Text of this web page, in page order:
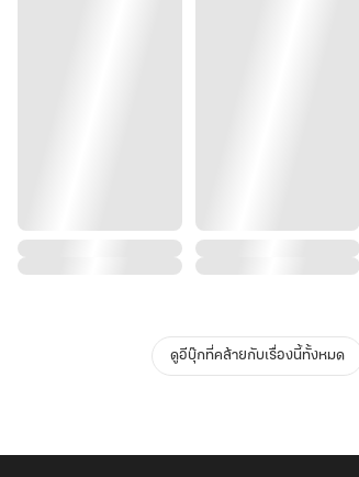
ดูอีบุ๊กที่คล้ายกับเรื่องนี้ทั้งหมด